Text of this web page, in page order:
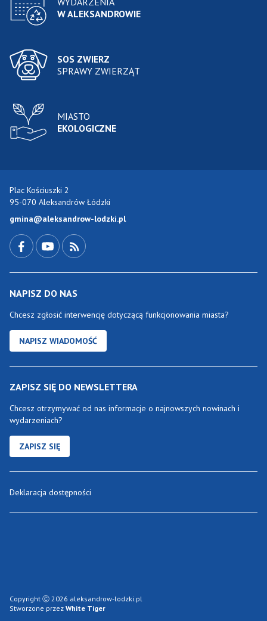
W ALEKSANDROWIE
SOS ZWIERZ
SPRAWY ZWIERZĄT
MIASTO
EKOLOGICZNE
Plac Kościuszki 2
95-070 Aleksandrów Łódzki
gmina@aleksandrow-lodzki.pl
NAPISZ DO NAS
Chcesz zgłosić interwencję dotyczącą funkcjonowania miasta?
NAPISZ WIADOMOŚĆ
ZAPISZ SIĘ DO NEWSLETTERA
Chcesz otrzymywać od nas informacje o najnowszych nowinach i
wydarzeniach?
ZAPISZ SIĘ
Deklaracja dostępności
Copyright Ⓒ 2026 aleksandrow-lodzki.pl
Stworzone przez White Tiger